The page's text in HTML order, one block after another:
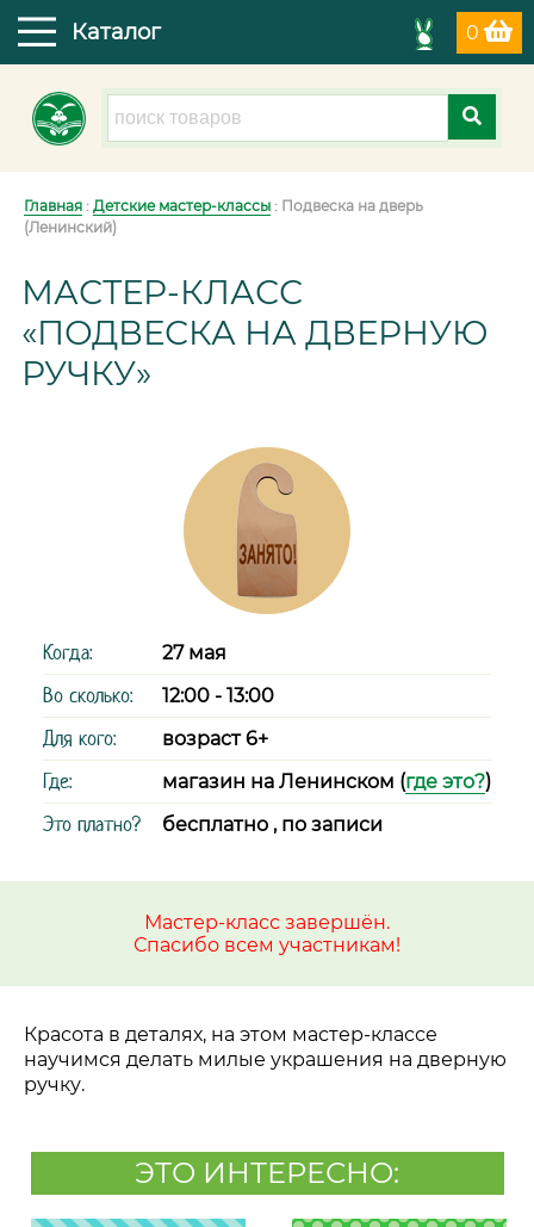
0
Каталог
Главная : Детские мастер-классы : Подвеска на дверь
(Ленинский)
МАСТЕР-КЛАСС
«ПОДВЕСКА НА ДВЕРНУЮ
РУЧКУ»
Когда: 27 мая
Во сколько: 12:00 - 13:00
Для кого: возраст 6+
Где: магазин на Ленинском (где это?)
Это платно? бесплатно , по записи
Мастер-класс завершён.
Спасибо всем участникам!
Красота в деталях, на этом мастер-классе
научимся делать милые украшения на дверную
ручку.
ЭТО ИНТЕРЕСНО: